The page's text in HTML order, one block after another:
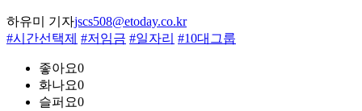
하유미 기자jscs508@etoday.co.kr
#시간선택제 #저임금 #일자리 #10대그룹
좋아요0
화나요0
슬퍼요0